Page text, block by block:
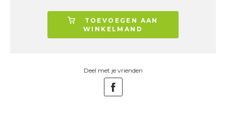
TOEVOEGEN AAN
WINKELMAND
Deel met je vrienden